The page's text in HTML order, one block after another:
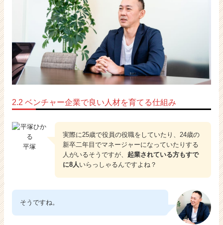
2.2 ベンチャー企業で良い人材を育てる仕組み
平塚
実際に25歳で役員の役職をしていたり、24歳の
新卒二年目でマネージャーになっていたりする
人がいるそうですが、起業されている方もすで
に8人 いらっしゃるんですよね？
そうですね。